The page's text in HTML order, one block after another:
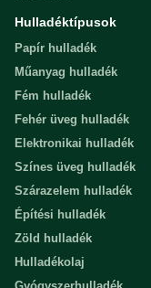
Hulladéktípusok
Papír hulladék
Műanyag hulladék
Fém hulladék
Fehér üveg hulladék
Elektronikai hulladék
Színes üveg hulladék
Szárazelem hulladék
Építési hulladék
Zöld hulladék
Hulladékolaj